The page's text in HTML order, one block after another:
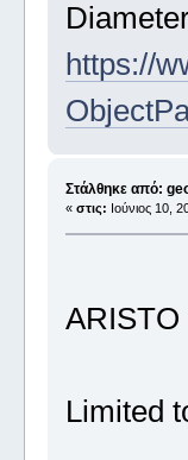
https://
Στάλθηκε από:
« στις: Ιούνιος 10,
ARISTO
Limited